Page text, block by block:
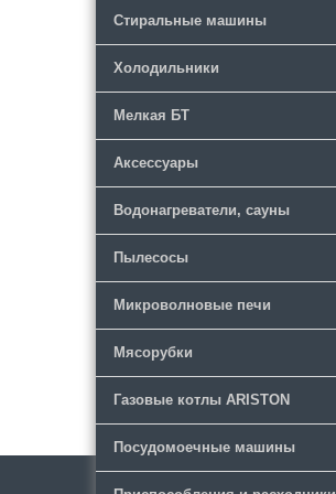
Стиральные машины
Холодильники
Мелкая БТ
Аксессуары
Водонагреватели, сауны
Пылесосы
Микроволновые печи
Мясорубки
Газовые котлы ARISTON
Посудомоечные машины